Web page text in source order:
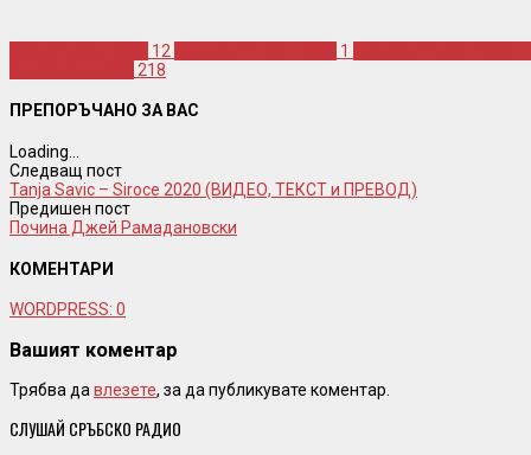
12 1
218
ПРЕПОРЪЧАНО ЗА ВАС
Loading...
Следващ пост
Tanja Savic – Siroce 2020 (ВИДЕО, ТЕКСТ и ПРЕВОД)
Предишен пост
Почина Джей Рамадановски
КОМЕНТАРИ
WORDPRESS: 0
Вашият коментар
Трябва да влезете, за да публикувате коментар.
СЛУШАЙ СРЪБСКО РАДИО